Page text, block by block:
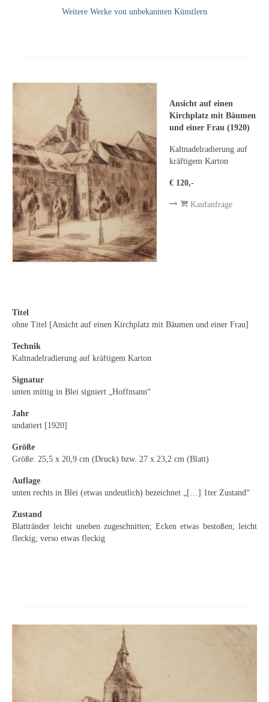
Richard Sprick
Helmut Diekmann
Hermann Dieste
August Lange-Brock
Ludwig (Luis) Neu
Ferdinand Springer
Arne Siegfried
Curt Wittenbecher
Weitere Künstler nach 1945
Berliner Künstler
Hamburger Künstler
Münchner Künstler
Weitere
Industrie & Arbeit
Mediterrane Landschaft
Norddeutsche Landschaften
Weitere Werke von unbekannten Künstlern
Ansicht auf einen
Kirchplatz mit Bäumen
und einer Frau (1920)
Kaltnadelradierung auf
kräftigem Karton
€ 120,-
Kaufanfrage
Titel
ohne Titel [Ansicht auf einen Kirchplatz mit Bäumen und einer Frau]
Technik
Kaltnadelradierung auf kräftigem Karton
Signatur
unten mittig in Blei signiert „Hoffmann“
Jahr
undatiert [1920]
Größe
Größe: 25,5 x 20,9 cm (Druck) bzw. 27 x 23,2 cm (Blatt)
Auflage
unten rechts in Blei (etwas undeutlich) bezeichnet „[…] 1ter Zustand“
Zustand
Blattränder leicht uneben zugeschnitten; Ecken etwas bestoßen; leicht
fleckig; verso etwas fleckig